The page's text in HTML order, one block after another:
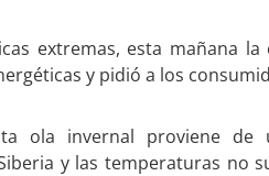
extremas, esta mañana
y pidió a los
ola invernal proviene
y las temperaturas no